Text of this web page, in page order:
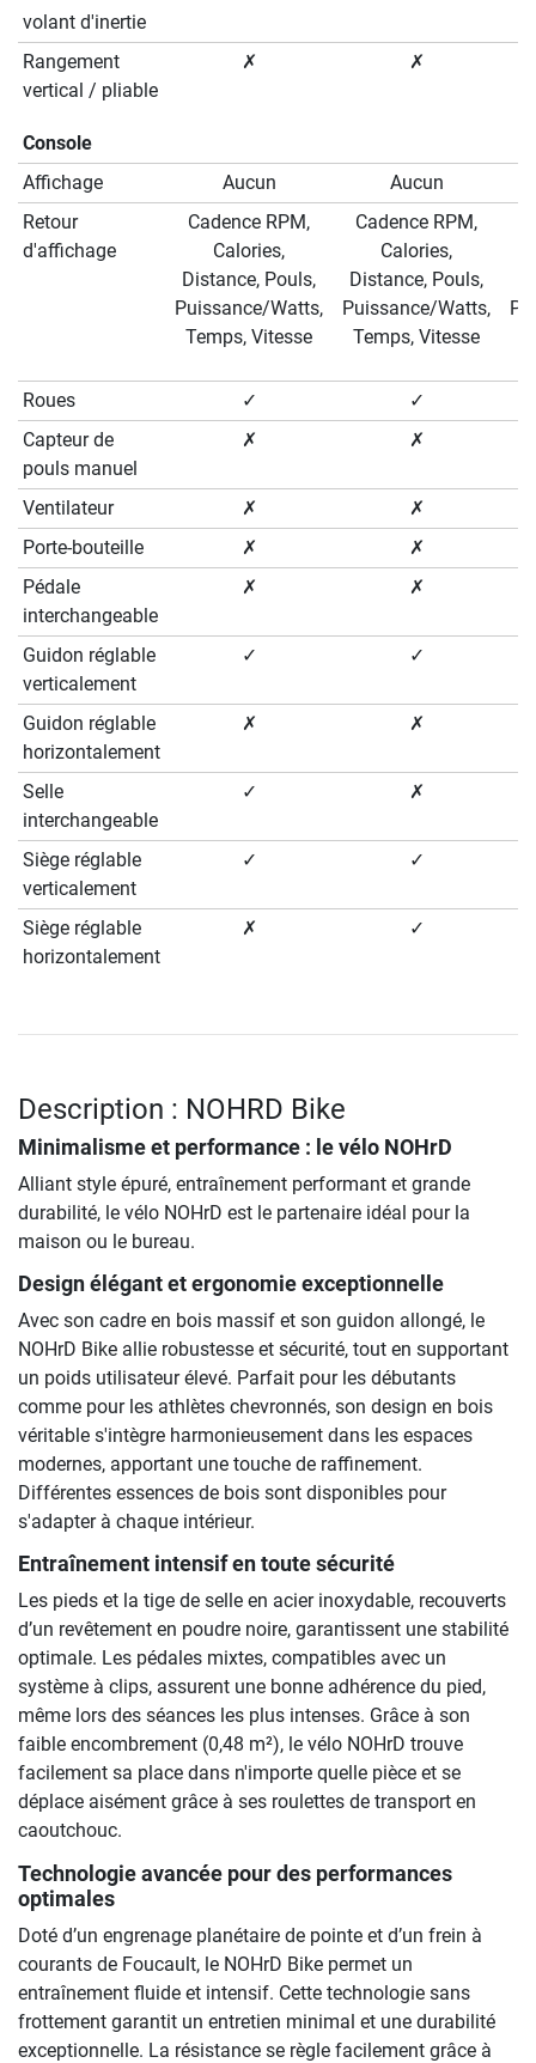
volant d'inertie
Rangement
vertical / pliable
✗ ✗
Console
Affichage
Aucun
Aucun
Retour
d'affichage
Cadence RPM,
Calories,
Distance, Pouls,
Puissance/Watts,
Temps, Vitesse
Cadence RPM,
Calories,
Distance, Pouls,
Puissance/Watts,
Temps, Vitesse
Roues ✓
✓
Capteur de
pouls manuel
✗ ✗
Ventilateur ✗
✗
Porte-bouteille
✗
✗
Pédale
interchangeable
✗ ✗
Guidon réglable
verticalement
✓ ✓
Guidon réglable
horizontalement
✗ ✗
Selle
interchangeable
✓ ✗
Siège réglable
verticalement
✓ ✓
Siège réglable
horizontalement
✗ ✓
Description : NOHRD Bike
Minimalisme et performance : le vélo NOHrD
Alliant style épuré, entraînement performant et grande
durabilité, le vélo NOHrD est le partenaire idéal pour la
maison ou le bureau.
Design élégant et ergonomie exceptionnelle
Avec son cadre en bois massif et son guidon allongé, le
NOHrD Bike allie robustesse et sécurité, tout en supportant
un poids utilisateur élevé. Parfait pour les débutants
comme pour les athlètes chevronnés, son design en bois
véritable s'intègre harmonieusement dans les espaces
modernes, apportant une touche de raffinement.
Différentes essences de bois sont disponibles pour
s'adapter à chaque intérieur.
Entraînement intensif en toute sécurité
Les pieds et la tige de selle en acier inoxydable, recouverts
d’un revêtement en poudre noire, garantissent une stabilité
optimale. Les pédales mixtes, compatibles avec un
système à clips, assurent une bonne adhérence du pied,
même lors des séances les plus intenses. Grâce à son
faible encombrement (0,48 m²), le vélo NOHrD trouve
facilement sa place dans n'importe quelle pièce et se
déplace aisément grâce à ses roulettes de transport en
caoutchouc.
Technologie avancée pour des performances
optimales
Doté d’un engrenage planétaire de pointe et d’un frein à
courants de Foucault, le NOHrD Bike permet un
entraînement fluide et intensif. Cette technologie sans
frottement garantit un entretien minimal et une durabilité
exceptionnelle. La résistance se règle facilement grâce à